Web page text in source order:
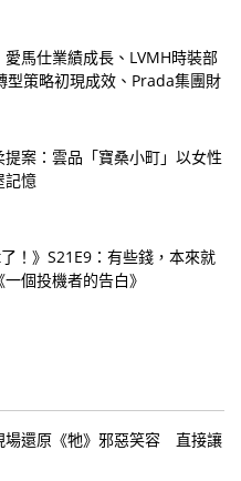
愛馬仕業績成長、LVMH時裝部
策略初現成效、Prada集團財
案：雲品「寶桑小町」以女性
記憶
！》S21E9：有些錢，本來就
個投機者的告白》
場還原《牠》邪惡笑容 直接讓